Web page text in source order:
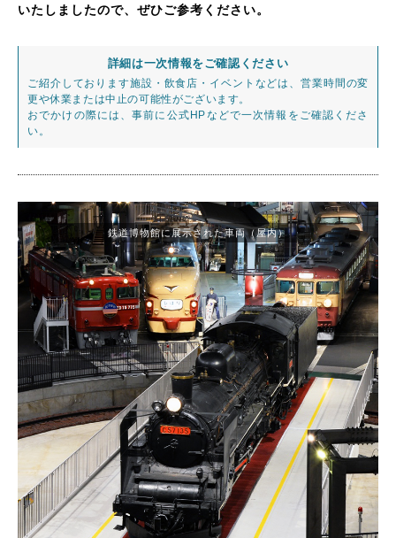
いたしましたので、ぜひご参考ください。
詳細は一次情報をご確認ください
ご紹介しております施設・飲食店・イベントなどは、営業時間の変
更や休業または中止の可能性がございます。
おでかけの際には、事前に公式HPなどで一次情報をご確認くださ
い。
鉄道博物館に展示された車両（屋内）